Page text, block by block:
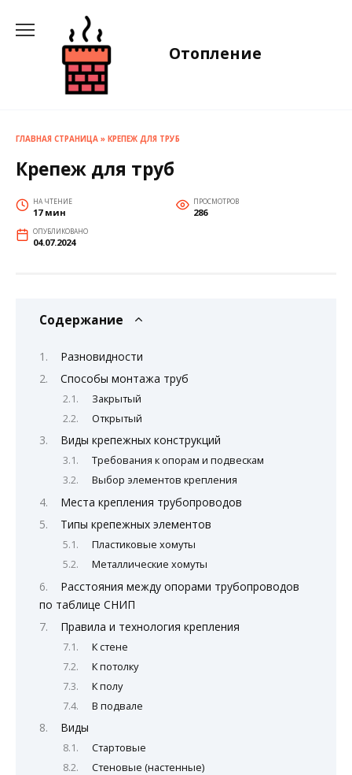
содержанию
Отопление
ГЛАВНАЯ СТРАНИЦА » КРЕПЕЖ ДЛЯ ТРУБ
Крепеж для труб
НА ЧТЕНИЕ
17 мин
ПРОСМОТРОВ
286
ОПУБЛИКОВАНО
04.07.2024
Содержание
Разновидности
Способы монтажа труб
Закрытый
Открытый
Виды крепежных конструкций
Требования к опорам и подвескам
Выбор элементов крепления
Места крепления трубопроводов
Типы крепежных элементов
Пластиковые хомуты
Металлические хомуты
Расстояния между опо­рами трубопроводов
по таблице СНИП
Правила и технология крепления
К стене
К потолку
К полу
В подвале
Виды
Стартовые
Стеновые (настенные)